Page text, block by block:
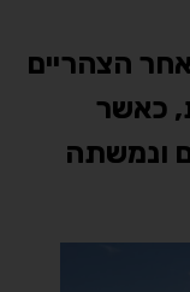
הצהריים
כאשר
הים ונמשתה